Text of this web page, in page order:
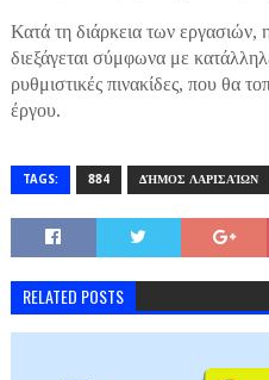
Κατά τη διάρκεια των
διεξάγεται σύμφωνα με
ρυθμιστικές πινακίδες, που θα
έργου.
TAGS: 884 ΔΉΜΟΣ ΛΑΡΙΣΑΊΩΝ
RELATED POSTS